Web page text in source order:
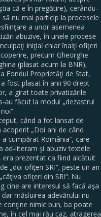
că e în pregătire), cerându-
să nu mai particip la procesele
a unor asemenea
abuzive, în unele procese
iniţial chiar înalţi ofiţeri
precum Gheorghe
(plasat acum la BNR),
Fondul Proprietăţi de Stat,
fost plasat în anii 90 drept
a girat toate privatizările
au făcut la modul „dezastrul
când a fot lansat de
acoperit „Doi ani de când
a cumpărat România“, care
ad-literam şi abuziv textele
era prezentat ca fiind alcătuit
„doi ofiţeri SRI“, peste un an
ofiţeri din SRI“. Nu
cine are interesul să facă aşa
dar măsluirea adevărului nu
conţine nimic bun, ba poate
în cel mai rău caz, atragerea